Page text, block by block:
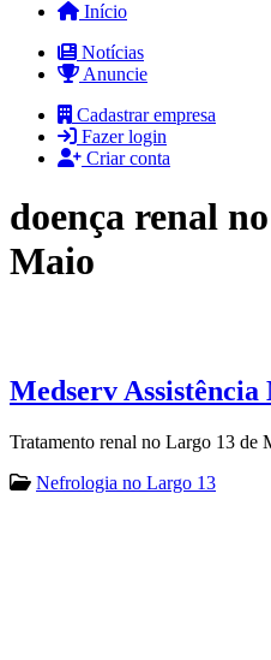
Início
Notícias
Anuncie
Cadastrar empresa
Fazer login
Criar conta
doença renal
Maio
Medserv
Tratamento renal no Largo 13 de
Nefrologia no Largo 13